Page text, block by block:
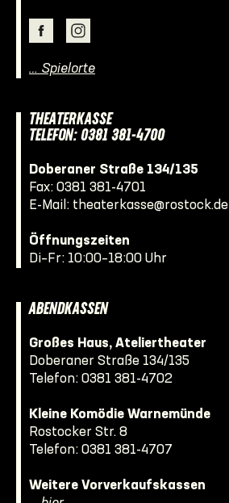
… Spielorte
THEATERKASSE
TELEFON: 0381 381-4700
Doberaner Straße 134/135
Fax: 0381 381-4701
E-Mail: theaterkasse@rostock.de
Öffnungszeiten
Di–Fr: 10:00–18:00 Uhr
ABENDKASSEN
Großes Haus, Ateliertheater
Doberaner Straße 134/135
Telefon: 0381 381-4702
Kleine Komödie Warnemünde
Rostocker Str. 8
Telefon: 0381 381-4707
Weitere Vorverkaufskassen